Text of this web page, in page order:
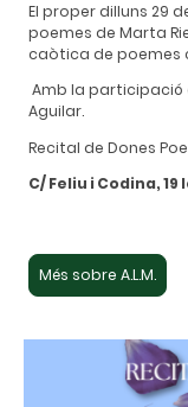
El proper dilluns 29
poemes de Marta
caòtica de poemes
Amb la participació
Aguilar.
Recital de Dones
C/ Feliu i Codina, 19
Més sobre A.L.M.